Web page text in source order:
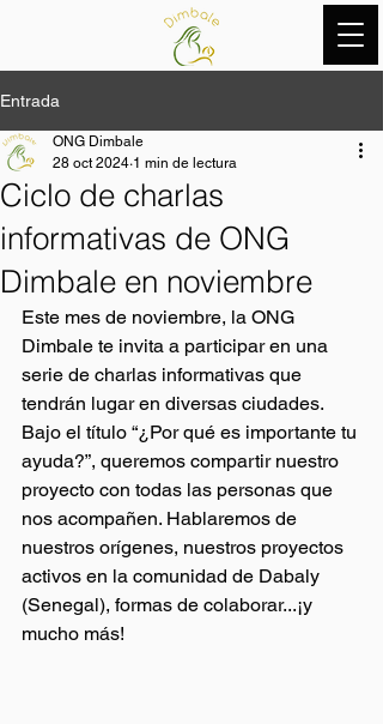
Entrada
Ciclo de charlas
informativas de ONG
Dimbale en noviembre
ONG Dimbale
28 oct 2024 1 min de lectura
Este mes de noviembre, la ONG
Dimbale te invita a participar en una
serie de charlas informativas que
tendrán lugar en diversas ciudades.
Bajo el título “¿Por qué es importante tu
ayuda?”, queremos compartir nuestro
proyecto con todas las personas que
nos acompañen. Hablaremos de
nuestros orígenes, nuestros proyectos
activos en la comunidad de Dabaly
(Senegal), formas de colaborar...¡y
mucho más!